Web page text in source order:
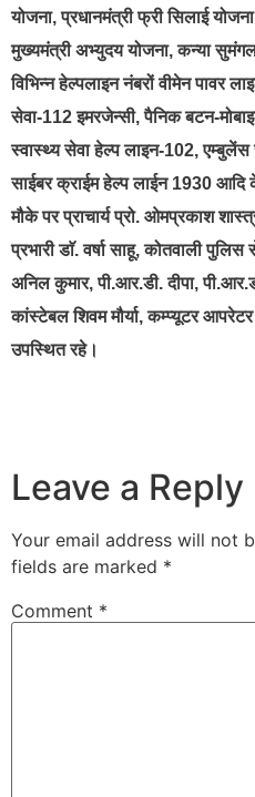
योजना, प्रधानमंत्री फ्री सिलाई
मुख्यमंत्री अभ्युदय योजना, कन्या
विभिन्न हेल्पलाइन नंबरों वीमेन पावर
सेवा-112 इमरजेन्सी, पैनिक बटन-
स्वास्थ्य सेवा हेल्प लाइन-102,
साईबर क्राईम हेल्प लाईन 1930 आदि
मौके पर प्राचार्य प्रो. ओमप्रकाश
प्रभारी डाॅ. वर्षा साहू, कोतवाली
अनिल कुमार, पी.आर.डी. दीपा,
कांस्टेबल शिवम मौर्या, कम्प्यूटर
उपस्थित रहे।
Leave a Reply
Your email address will not
fields are marked *
Comment *